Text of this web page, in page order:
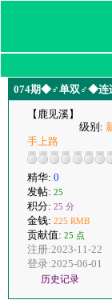
074期◆♂单双♂◆连
【鹿见溪】
级别:
手上路
精华: 0
发帖: 25
积分: 25 分
金钱: 225 RMB
贡献值: 25 点
注册:2023-11-22
登录:2025-06-01
历史记录